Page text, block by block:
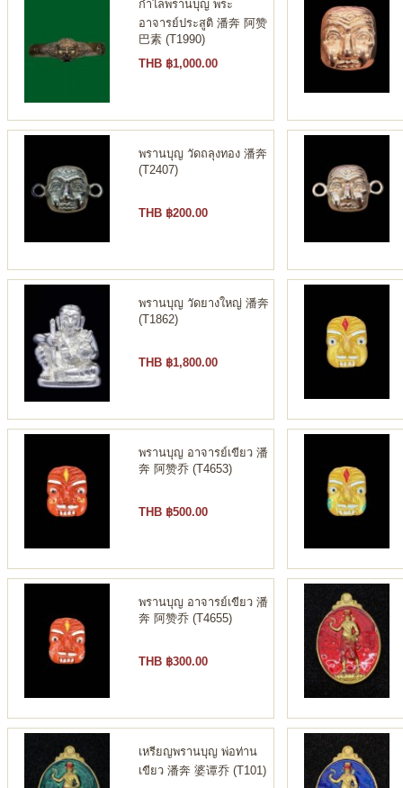
กำไลพรานบุญ พระ
อาจารย์ประสูติ 潘奔 阿赞
巴素 (T1990)
THB ฿1,000.00
พรานบุญ วัดถลุงทอง 潘奔
(T2407)
THB ฿200.00
พรานบุญ วัดยางใหญ่ 潘奔
(T1862)
THB ฿1,800.00
พรานบุญ อาจารย์เขียว 潘
奔 阿赞乔 (T4653)
THB ฿500.00
พรานบุญ อาจารย์เขียว 潘
奔 阿赞乔 (T4655)
THB ฿300.00
เหรียญพรานบุญ พ่อท่าน
เขียว 潘奔 婆谭乔 (T101)